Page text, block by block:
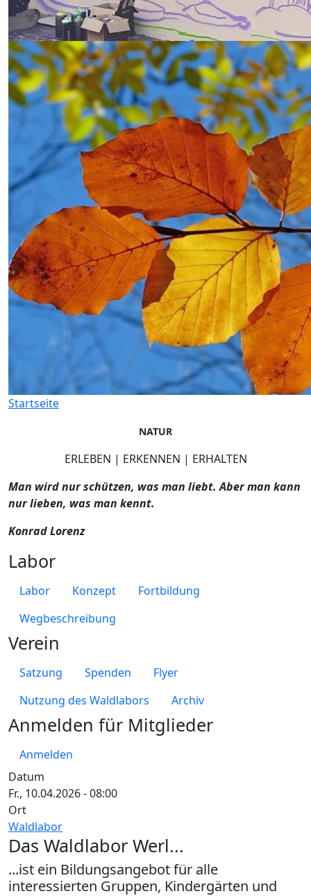
Startseite
Datum
Fr., 10.04.2026 - 08:00
Ort
Waldlabor
NATUR
ERLEBEN | ERKENNEN | ERHALTEN
Man wird nur schützen, was man liebt. Aber man kann
nur lieben, was man kennt.
Konrad Lorenz
Labor
Labor Konzept
Fortbildung
Wegbeschreibung
Verein
Satzung Spenden
Flyer
Nutzung des Waldlabors
Archiv
Anmelden für Mitglieder
Anmelden
Das Waldlabor Werl...
...ist ein Bildungsangebot für alle
interessierten Gruppen, Kindergärten und